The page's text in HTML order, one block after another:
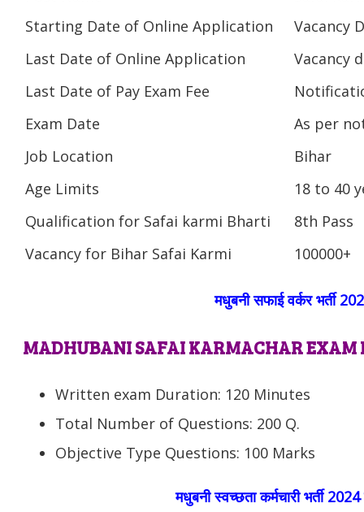
Starting Date of Online Application
Vacancy
Last Date of Online Application
Vacancy
Last Date of Pay Exam Fee
Exam Date
As per
Job Location
Bihar
Age Limits
18 to 40
Qualification for Safai karmi Bharti
8th Pass
Vacancy for Bihar Safai Karmi
100000+
मधुबनी सफाई वर्कर भर्ती
MADHUBANI SAFAI KARMACHAR EXAM
Written exam Duration: 120 Minutes
Total Number of Questions: 200 Q.
Objective Type Questions: 100 Marks
मधुबनी स्वच्छता कर्मचारी भर्ती 2024